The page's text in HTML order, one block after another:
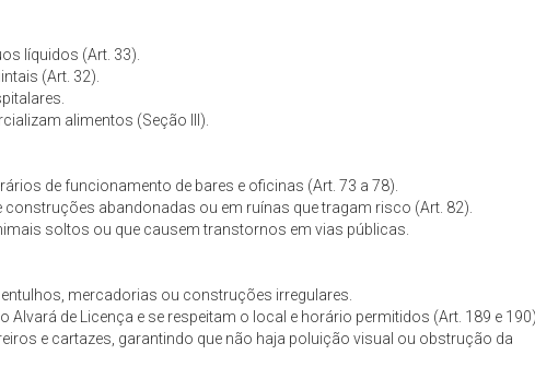
líquidos (Art. 33).
(Art. 32).
alimentos (Seção III).
de funcionamento de bares e oficinas (Art. 73 a 78).
abandonadas ou em ruínas que tragam risco (Art. 82).
soltos ou que causem transtornos em vias públicas.
mercadorias ou construções irregulares.
de Licença e se respeitam o local e horário permitidos (Art. 189 e
e cartazes, garantindo que não haja poluição visual ou obstrução da